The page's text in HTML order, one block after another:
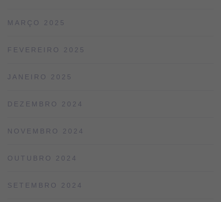
MARÇO 2025
FEVEREIRO 2025
JANEIRO 2025
DEZEMBRO 2024
NOVEMBRO 2024
OUTUBRO 2024
SETEMBRO 2024